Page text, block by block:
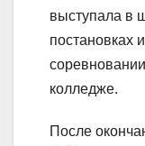
выступала в
постановках
колледже.
После